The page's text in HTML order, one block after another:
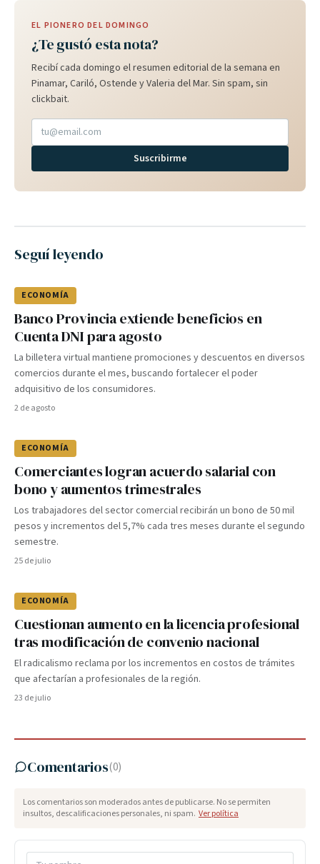
EL PIONERO DEL DOMINGO
¿Te gustó esta nota?
Recibí cada domingo el resumen editorial de la semana en
Pinamar, Cariló, Ostende y Valeria del Mar. Sin spam, sin
clickbait.
Suscribirme
Seguí leyendo
ECONOMÍA
Banco Provincia extiende beneficios en
Cuenta DNI para agosto
La billetera virtual mantiene promociones y descuentos en diversos
comercios durante el mes, buscando fortalecer el poder
adquisitivo de los consumidores.
2 de agosto
ECONOMÍA
Comerciantes logran acuerdo salarial con
bono y aumentos trimestrales
Los trabajadores del sector comercial recibirán un bono de 50 mil
pesos y incrementos del 5,7% cada tres meses durante el segundo
semestre.
25 de julio
ECONOMÍA
Cuestionan aumento en la licencia profesional
tras modificación de convenio nacional
El radicalismo reclama por los incrementos en costos de trámites
que afectarían a profesionales de la región.
23 de julio
Comentarios(0)
Los comentarios son moderados antes de publicarse. No se permiten
insultos, descalificaciones personales, ni spam. Ver política